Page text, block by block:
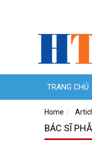
TRANG CHỦ
Home
BÁC SĨ